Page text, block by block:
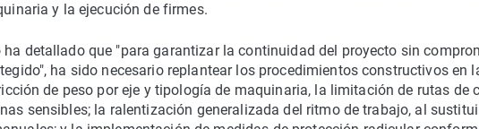
y la ejecución de firmes.
ha detallado que "para garantizar la continuidad del proyecto sin
ha sido necesario replantear los procedimientos constructivos en
de peso por eje y tipología de maquinaria, la limitación de rutas de
sensibles; la ralentización generalizada del ritmo de trabajo, al